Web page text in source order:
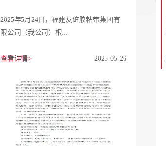
2025年5月24日，福建友谊胶粘带集团有
限公司（我公司）根...
查看详情> 2025-05-26